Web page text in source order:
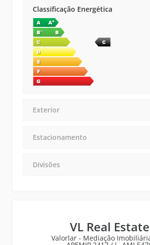
Classificação Energética
Exterior
Estacionamento
Divisões
VL Real Estate
Valorlar - Mediação